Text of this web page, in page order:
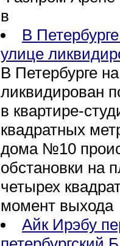
в
В
улице
В Петербурге
ликвидирован
в квартире-
квадратных
дома №10
обстановки на
четырех
момент выхода
Айк Ирэбу